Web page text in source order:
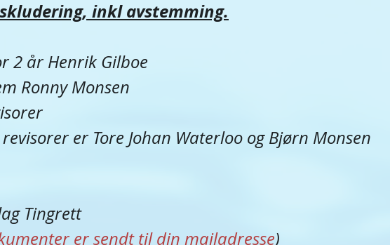
inkl avstemming.
2 år Henrik Gilboe
Ronny Monsen
revisorer er Tore Johan Waterloo og Bjørn Monsen
Tingrett
er sendt til din mailadresse)